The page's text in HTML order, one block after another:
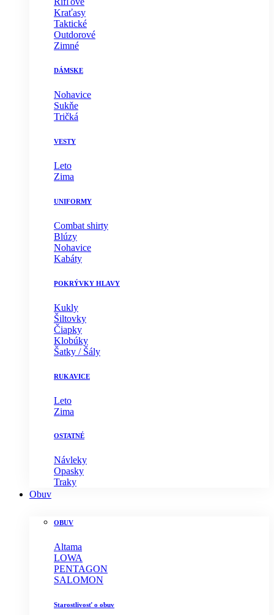
Kraťasy
Taktické
Outdorové
Zimné
DÁMSKE
Nohavice
Sukňe
Tričká
VESTY
Leto
Zima
UNIFORMY
Combat shirty
Blúzy
Nohavice
Kabáty
POKRÝVKY HLAVY
Kukly
Šiltovky
Čiapky
Klobúky
Šatky / Šály
RUKAVICE
Leto
Zima
OSTATNÉ
Návleky
Opasky
Traky
Obuv
OBUV
Altama
LOWA
PENTAGON
SALOMON
Starostlivosť o obuv